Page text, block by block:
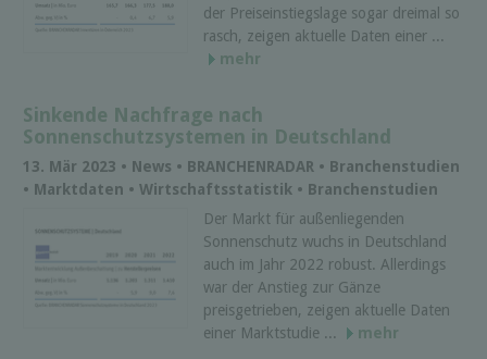
der Preiseinstiegslage sogar dreimal so
rasch, zeigen aktuelle Daten einer ...
mehr
Sinkende Nachfrage nach
Sonnenschutzsystemen in Deutschland
13. Mär 2023 • News • BRANCHENRADAR • Branchenstudien
• Marktdaten • Wirtschaftsstatistik • Branchenstudien
Der Markt für außenliegenden
Sonnenschutz wuchs in Deutschland
auch im Jahr 2022 robust. Allerdings
war der Anstieg zur Gänze
preisgetrieben, zeigen aktuelle Daten
einer Marktstudie ...
mehr